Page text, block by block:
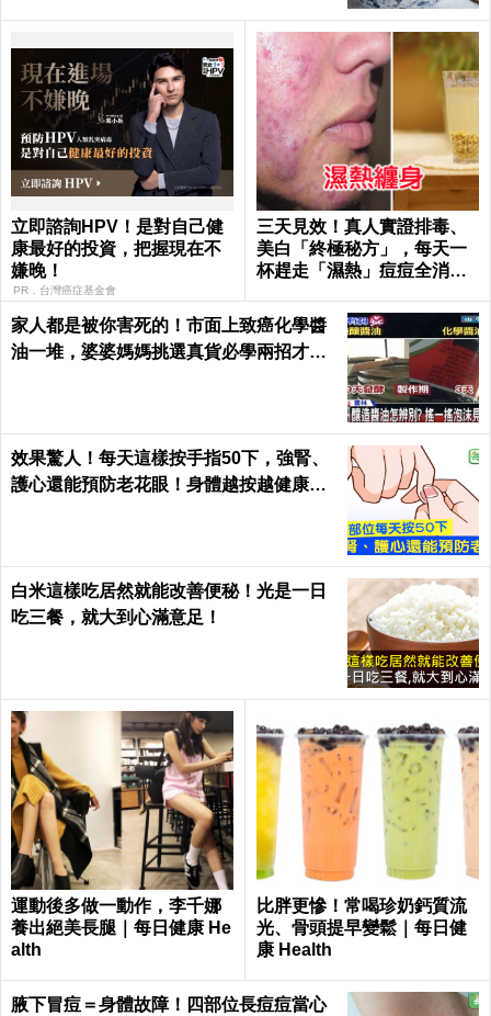
立即諮詢HPV！是對自己健
康最好的投資，把握現在不
嫌晚！
PR．台灣癌症基金會
三天見效！真人實證排毒、
美白「終極秘方」，每天一
杯趕走「濕熱」痘痘全消失
家人都是被你害死的！市面上致癌化學醬
油一堆，婆婆媽媽挑選真貨必學兩招才吃
效果驚人！每天這樣按手指50下，強腎、
護心還能預防老花眼！身體越按越健康｜
白米這樣吃居然就能改善便秘！光是一日
吃三餐，就大到心滿意足！
運動後多做一動作，李千娜
養出絕美長腿｜每日健康 He
alth
比胖更慘！常喝珍奶鈣質流
光、骨頭提早變鬆｜每日健
康 Health
腋下冒痘＝身體故障！四部位長痘痘當心